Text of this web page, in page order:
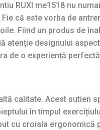
RUXI me1518 nu
că este vorba de
Fiind un produs de
atenție designului
de o experiență
calitate. Acest sutien
în timpul
cu croiala